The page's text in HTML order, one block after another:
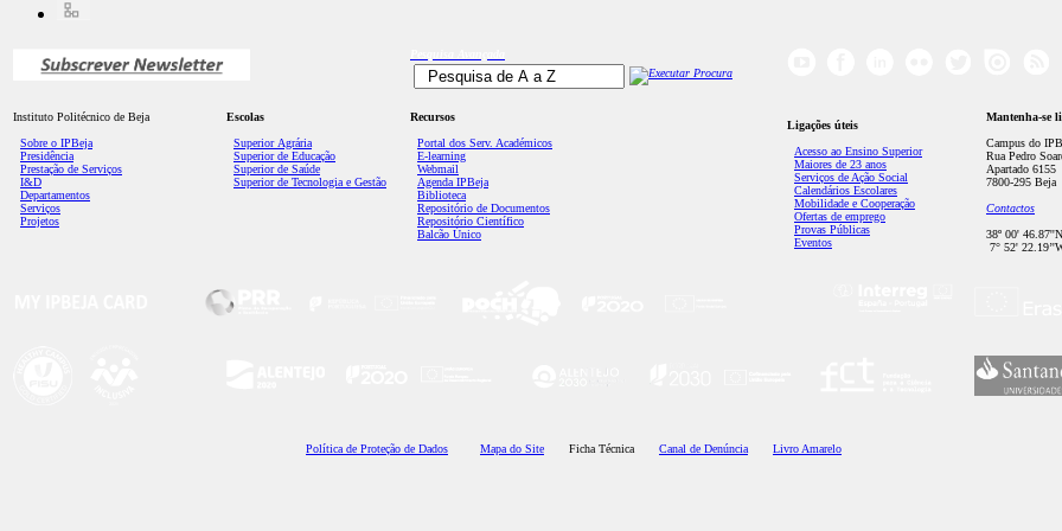
Instituto Politécnico de Beja
Sobre o IPBeja
Presidência
Prestação de Serviços
I&D
Departamentos
Serviços
Projetos
Escolas
Superior Agrária
Superior de Educação
Superior de Saúde
Superior de Tecnologia e Gestão
Recursos
Portal dos Serv. Académicos
E-learning
Webmail
Agenda IPBeja
Biblioteca
Repositório de Documentos
Repositório Científico
Balcão Único
Ligações úteis
Acesso ao Ensino Superior
Maiores de 23 anos
Serviços de Ação Social
Calendários Escolares
Mobilidade e Cooperação
Ofertas de emprego
Provas Públicas
Eventos
Mantenha-se
Campus do
Rua Pedro
Apartado 6155
7800-295 Beja
Contactos
38º 00' 46.87''N
7° 52'
Política de Proteção de Dados Mapa do Site Ficha Técnica Canal de Denúncia Livro Amarelo